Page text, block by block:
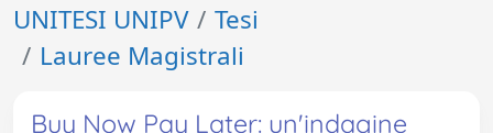
UNITESI UNIPV
Tesi
Lauree Magistrali
Buy Now Pay Later: un'indagine